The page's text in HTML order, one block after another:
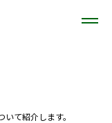
て紹介します。